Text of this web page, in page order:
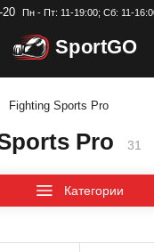
20 Пн - Пт: 11-19:00; Cб: 11-
SportGO
Fighting Sports Pro
Pro 31
Категории